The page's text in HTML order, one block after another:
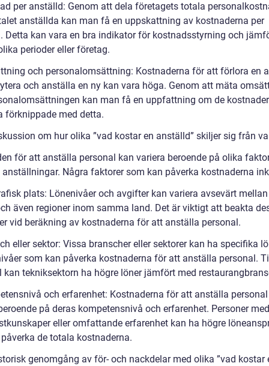
per anställd: Genom att dela företagets totala
anställda kan man få en uppskattning av kostnaderna per
Detta kan vara en bra indikator för kostnadsstyrning och
perioder eller företag.
och personalomsättning: Kostnaderna för att förlora en
och anställa en ny kan vara höga. Genom att mäta
kan man få en uppfattning om de
förknippade med detta.
om hur olika ”vad kostar en anställd” skiljer sig från
för att anställa personal kan variera beroende på olika
anställningar. Några faktorer som kan påverka kostnaderna
plats: Lönenivåer och avgifter kan variera avsevärt
även regioner inom samma land. Det är viktigt att beakta
vid beräkning av kostnaderna för att anställa personal.
eller sektor: Vissa branscher eller sektorer kan ha specifika
som kan påverka kostnaderna för att anställa personal.
kan tekniksektorn ha högre löner jämfört med
och erfarenhet: Kostnaderna för att anställa
på deras kompetensnivå och erfarenhet. Personer med
eller omfattande erfarenhet kan ha högre
de totala kostnaderna.
genomgång av för- och nackdelar med olika ”vad kostar